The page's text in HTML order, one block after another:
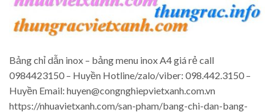
Bảng chỉ dẫn inox – bảng menu inox A4 giá rẻ call
0984423150 – Huyền Hotline/zalo/viber: 098.442.3150 –
Huyền Email: huyen@congnghiepvietxanh.com.vn
https://nhuavietxanh.com/san-pham/bang-chi-dan-bang-